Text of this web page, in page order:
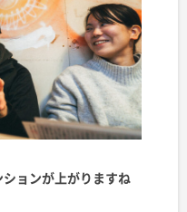
ョンが上がりますね